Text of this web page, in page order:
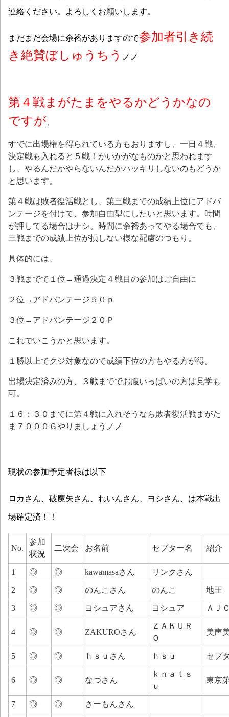
連絡ください。よろしくお願いします。
まだまだ会場に余裕がありますので参加者引き続
き絶賛ぼしゅうちう
ノノ
第４戦まがたまをやるかどうかなの
ですが
すでに出場権を得られている方もおりますし、一日４戦、
決定戦も入れると５戦！がいかがなものかと思われます
し、やるんだかやらないんだかハッキリしないのもどうか
と思います。
第４戦は敗者復活戦とし、第三戦までの成績上位にアドバ
ンテージを付けて、参加自由型にしたいと思います。時間
が押してる場合はナシ。時間に余裕あってやる場合でも、
三戦までの成績上位が損しない様な配慮のつもり。
具体的には、
３戦までで１位→通過決定４戦目の参加はご自由に
２位→アドバンテージ５０ｐ
３位→アドバンテージ２０Ｐ
これでいこうかと思います。
１勝以上でクジ対象なので成績下位の方もやる方が得。
出場決定済みの方、３戦まででお腹いっぱいの方は見学も
可。
１６：３０までに第４戦に入れそうなら敗者復活戦まがた
ま７０００Ｇやりましょうノノ
現状の参加予定者様は以下
ロカさん、破魔矢さん、れいんさん、ヨシさん、は本戦出
場確定済！！
No.
参加
状況
二次会 お名前 セプター名 紹介
1 ◎ ◎ kawamasaさん リンクさん
2 ◎ ◎ のんこさん のんこ 地王
3 ◎ ◎ ヨシュアさん ヨシュア ＡＪ
4 ◎ ◎ ZAKUROさん
ＺＡＫＵＲ
Ｏ
美声
5 ◎ ◎ ｈｓｕさん ｈｓｕ セプ
6 ◎ ◎ なつさん
ｋｎａｔｓ
ｕ
東京
7 ◎ ◎ さーもんさん